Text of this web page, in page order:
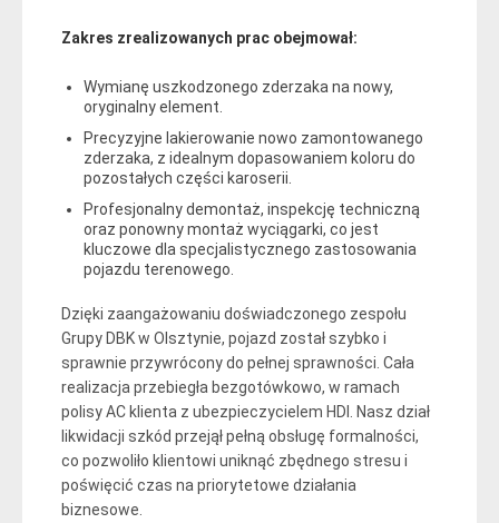
Zakres zrealizowanych prac obejmował:
Wymianę uszkodzonego zderzaka na nowy,
oryginalny element.
Precyzyjne lakierowanie nowo zamontowanego
zderzaka, z idealnym dopasowaniem koloru do
pozostałych części karoserii.
Profesjonalny demontaż, inspekcję techniczną
oraz ponowny montaż wyciągarki, co jest
kluczowe dla specjalistycznego zastosowania
pojazdu terenowego.
Dzięki zaangażowaniu doświadczonego zespołu
Grupy DBK w Olsztynie, pojazd został szybko i
sprawnie przywrócony do pełnej sprawności. Cała
realizacja przebiegła bezgotówkowo, w ramach
polisy AC klienta z ubezpieczycielem HDI. Nasz dział
likwidacji szkód przejął pełną obsługę formalności,
co pozwoliło klientowi uniknąć zbędnego stresu i
poświęcić czas na priorytetowe działania
biznesowe.